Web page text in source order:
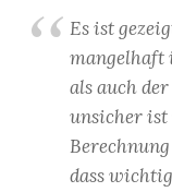
Es ist
mangelhaft
als auch
unsicher ist
dass